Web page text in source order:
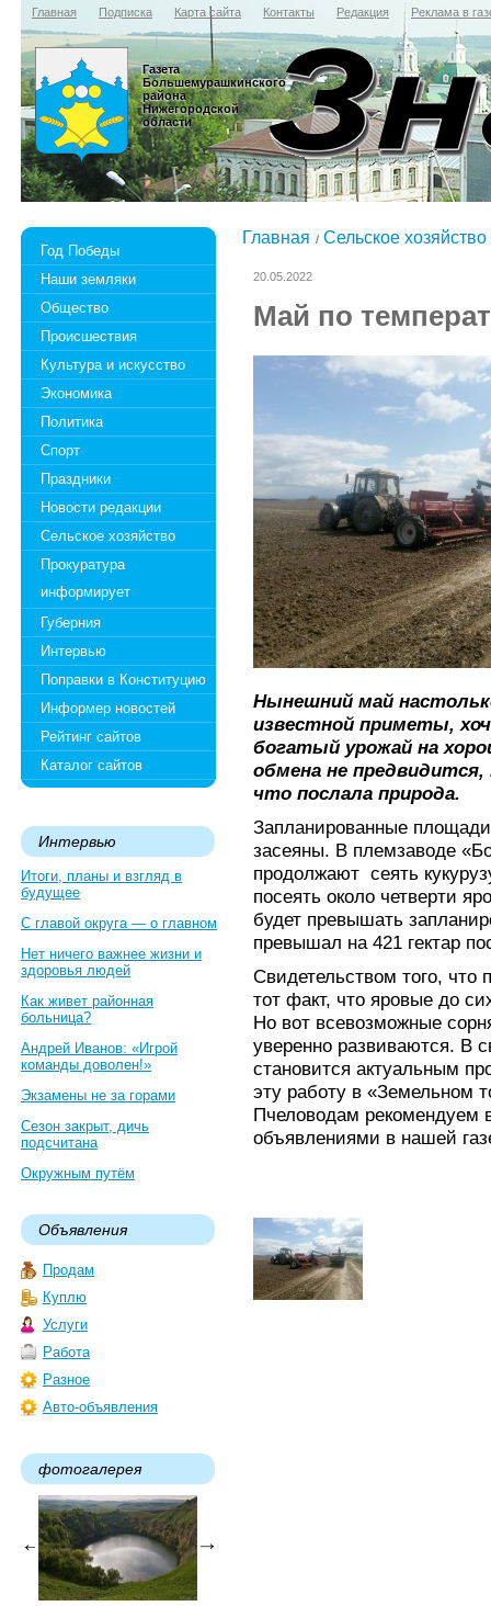
Главная Подписка Карта сайта Контакты Редакция Реклама в
Газета
Большемурашкинского
района
Нижегородской
области
Год Победы
Наши земляки
Общество
Происшествия
Культура и искусство
Экономика
Политика
Спорт
Праздники
Новости редакции
Сельское хозяйство
Прокуратура
информирует
Губерния
Интервью
Поправки в Конституцию
Информер новостей
Рейтинг сайтов
Каталог сайтов
Интервью
Итоги, планы и взгляд в
будущее
С главой округа — о главном
Нет ничего важнее жизни и
здоровья людей
Как живет районная
больница?
Андрей Иванов: «Игрой
команды доволен!»
Экзамены не за горами
Сезон закрыт, дичь
подсчитана
Окружным путём
Объявления
Продам
Куплю
Услуги
Работа
Разное
Авто-объявления
фотогалерея
Главная Сельское хозяйство
20.05.2022
Май по
Нынешний май
известной приметы,
богатый урожай на
обмена не
что послала природа.
Запланированные
засеяны. В племзаводе
продолжают сеять
посеять около четверти
будет превышать
превышал на 421 гектар
Свидетельством того, что
тот факт, что яровые до
Но вот всевозможные
уверенно развиваются. В
становится актуальным
эту работу в «Земельном
Пчеловодам рекомендуем
объявлениями в нашей